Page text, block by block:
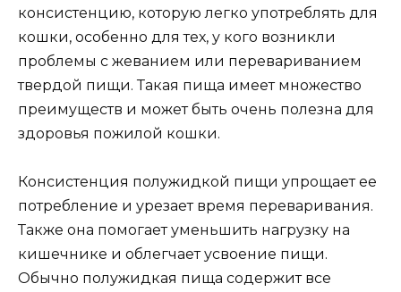
консистенцию, которую легко употреблять для
кошки, особенно для тех, у кого возникли
проблемы с жеванием или перевариванием
твердой пищи. Такая пища имеет множество
преимуществ и может быть очень полезна для
здоровья пожилой кошки.
Консистенция полужидкой пищи упрощает ее
потребление и урезает время переваривания.
Также она помогает уменьшить нагрузку на
кишечнике и облегчает усвоение пищи.
Обычно полужидкая пища содержит все